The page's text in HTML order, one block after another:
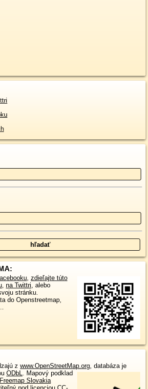
, zdieľajte túto
, na Twittri, alebo
stránku.
do Openstreetmap,
z www.OpenStreetMap.org, databáza je
ODbL. Mapový podklad
Freemap Slovakia